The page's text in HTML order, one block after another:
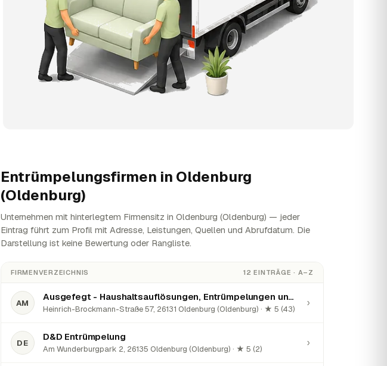
Entrümpelungsfirmen in Oldenburg
(Oldenburg)
Unternehmen mit hinterlegtem Firmensitz in Oldenburg (Oldenburg) — jeder
Eintrag führt zum Profil mit Adresse, Leistungen, Quellen und Abrufdatum. Die
Darstellung ist keine Bewertung oder Rangliste.
FIRMENVERZEICHNIS 12 EINTRÄGE · A–Z
AM
Ausgefegt - Haushaltsauflösungen, Entrümpelungen und mehr!!
Heinrich-Brockmann-Straße 57, 26131 Oldenburg (Oldenburg) · ★ 5 (43)
›
DE
D&D Entrümpelung
Am Wunderburgpark 2, 26135 Oldenburg (Oldenburg) · ★ 5 (2)
›